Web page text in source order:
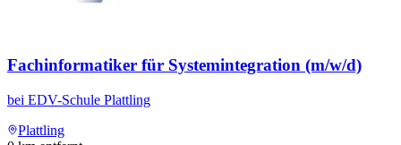
Fachinformatiker für Systemintegration (m/w/d)
bei EDV-Schule Plattling
Plattling